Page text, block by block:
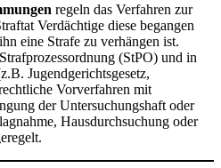
regeln das Verfahren zur
Verdächtige diese begangen
eine Strafe zu verhängen ist.
(StPO) und in
Jugendgerichtsgesetz,
Vorverfahren mit
der Untersuchungshaft oder
Hausdurchsuchung oder